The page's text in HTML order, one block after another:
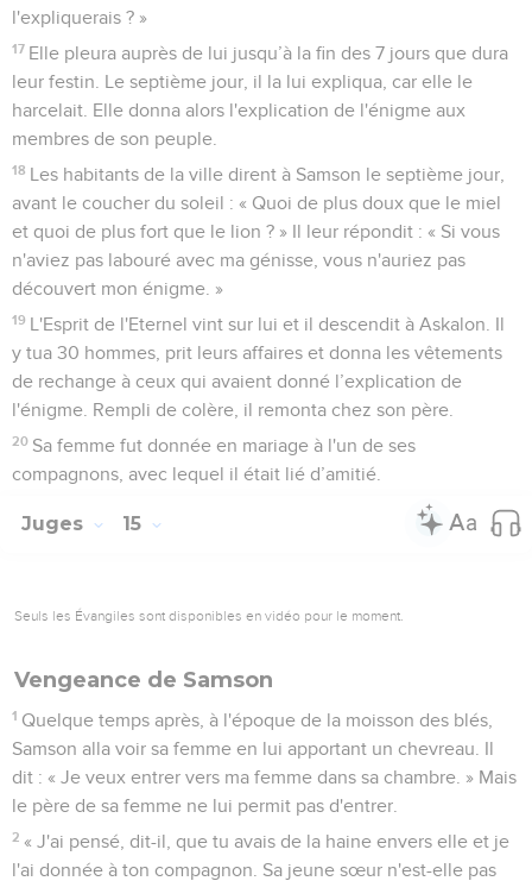
l'expliquerais ? »
17 Elle pleura auprès de lui jusqu’à la fin des 7 jours que dura
leur festin. Le septième jour, il la lui expliqua, car elle le
harcelait. Elle donna alors l'explication de l'énigme aux
membres de son peuple.
18 Les habitants de la ville dirent à Samson le septième jour,
avant le coucher du soleil : « Quoi de plus doux que le miel
et quoi de plus fort que le lion ? » Il leur répondit : « Si vous
n'aviez pas labouré avec ma génisse, vous n'auriez pas
découvert mon énigme. »
19 L'Esprit de l'Eternel vint sur lui et il descendit à Askalon. Il
y tua 30 hommes, prit leurs affaires et donna les vêtements
de rechange à ceux qui avaient donné l’explication de
l'énigme. Rempli de colère, il remonta chez son père.
20 Sa femme fut donnée en mariage à l'un de ses
compagnons, avec lequel il était lié d’amitié.
Juges 15
Seuls les Évangiles sont disponibles en vidéo pour le moment.
Vengeance de Samson
1 Quelque temps après, à l'époque de la moisson des blés,
Samson alla voir sa femme en lui apportant un chevreau. Il
dit : « Je veux entrer vers ma femme dans sa chambre. » Mais
le père de sa femme ne lui permit pas d'entrer.
2 « J'ai pensé, dit-il, que tu avais de la haine envers elle et je
l'ai donnée à ton compagnon. Sa jeune sœur n'est-elle pas